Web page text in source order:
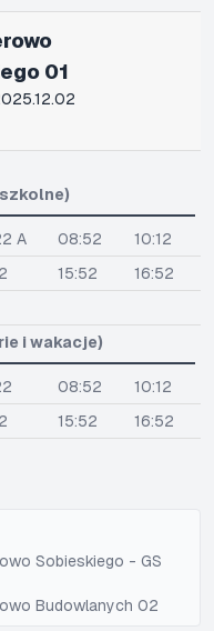
01
A 08:52
10:12
15:52
16:52
i wakacje)
08:52
10:12
15:52
16:52
Sobieskiego - GS
Budowlanych 02